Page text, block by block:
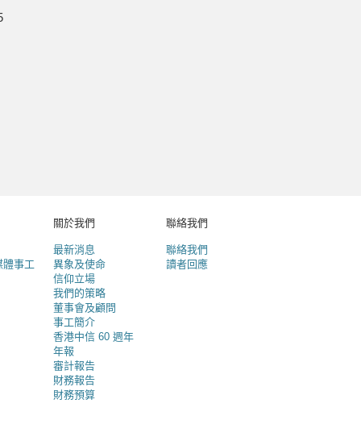
體事工
關於我們
最新消息
異象及使命
信仰立場
我們的策略
董事會及顧問
事工簡介
香港中信 60 週年
年報
審計報告
財務報告
財務預算
聯絡我們
聯絡我們
讀者回應